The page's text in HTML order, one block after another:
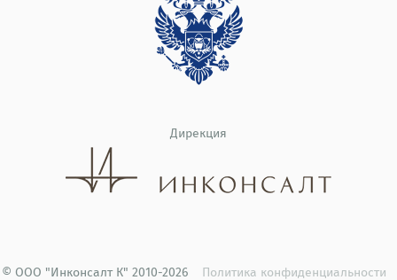
Дирекция
© ООО "Инконсалт К" 2010-2026 Политика конфиденциальности